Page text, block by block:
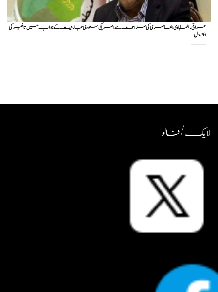
عراقی رہنما ہادی العامری کی مزاحمت سے امریکی سعودی جارحیت کے جواب میں تاخیر کی
اپیل
لایک / فالو